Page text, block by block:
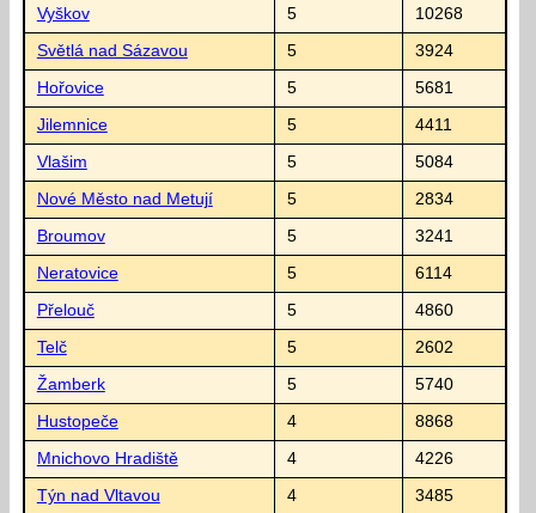
Vyškov 5 10268
Světlá nad Sázavou 5 3924
Hořovice 5 5681
Jilemnice 5 4411
Vlašim 5 5084
Nové Město nad Metují 5 2834
Broumov 5 3241
Neratovice 5 6114
Přelouč 5 4860
Telč 5 2602
Žamberk 5 5740
Hustopeče 4 8868
Mnichovo Hradiště 4 4226
Týn nad Vltavou 4 3485